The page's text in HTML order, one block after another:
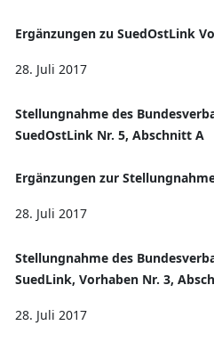
Ergänzungen zu SuedOstLink
28. Juli 2017
Stellungnahme des
SuedOstLink Nr. 5, Abschnitt A
Ergänzungen zur
28. Juli 2017
Stellungnahme des
SuedLink, Vorhaben Nr. 3,
28. Juli 2017